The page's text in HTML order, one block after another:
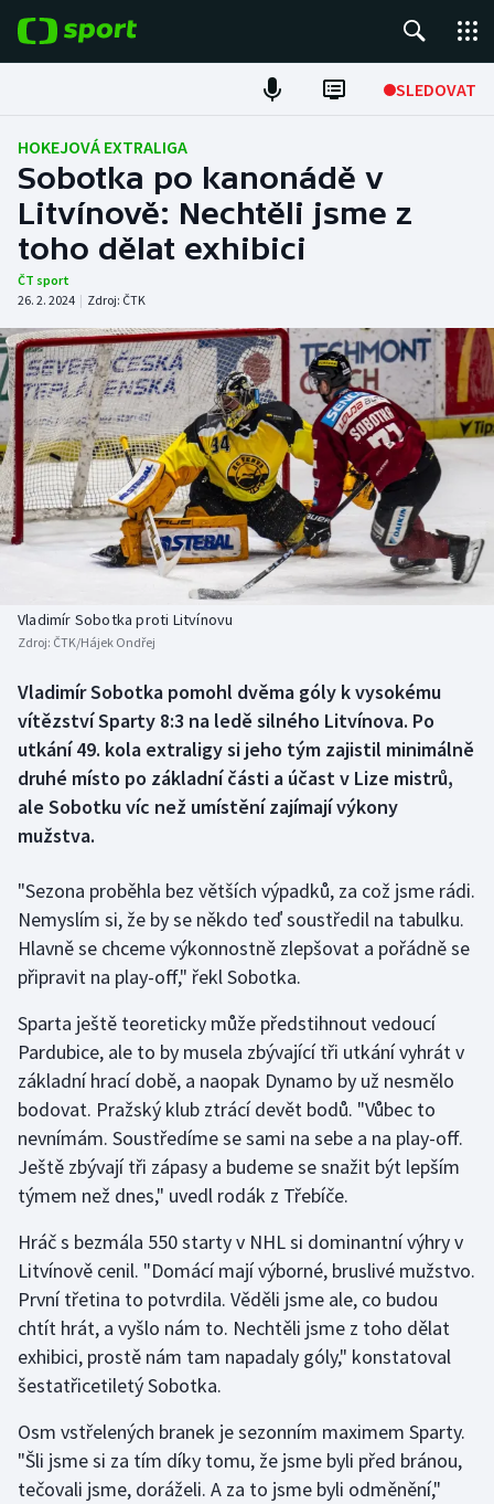
SLEDOVAT
Fotbal
Hokej
Tenis
Atletika
Cyklistika
DALŠÍ SPORTY
Americký fotbal
Baseball a softbal
Basketbal
Biatlon
Box
Curling
Dostihy
Futsal
Golf
Gymnastika
Házená
Jezdectví
Judo
Krasobruslení
Lezení
Lyže a snowboard
Motorsport
NEPŘEHLÉDNĚTE
Soutěže
Historické návraty
Aplikace ČT sport
HOKEJOVÁ EXTRALIGA
Sobotka po kanonádě v
Litvínově: Nechtěli jsme z
toho dělat exhibici
ČT sport
26. 2. 2024 | Zdroj: ČTK
Vladimír Sobotka proti Litvínovu
Zdroj: ČTK/Hájek Ondřej
Vladimír Sobotka pomohl dvěma góly k vysokému
vítězství Sparty 8:3 na ledě silného Litvínova. Po
utkání 49. kola extraligy si jeho tým zajistil minimálně
druhé místo po základní části a účast v Lize mistrů,
ale Sobotku víc než umístění zajímají výkony
mužstva.
"Sezona proběhla bez větších výpadků, za což jsme rádi.
Nemyslím si, že by se někdo teď soustředil na tabulku.
Hlavně se chceme výkonnostně zlepšovat a pořádně se
připravit na play-off," řekl Sobotka.
Sparta ještě teoreticky může předstihnout vedoucí
Pardubice, ale to by musela zbývající tři utkání vyhrát v
základní hrací době, a naopak Dynamo by už nesmělo
bodovat. Pražský klub ztrácí devět bodů. "Vůbec to
nevnímám. Soustředíme se sami na sebe a na play-off.
Ještě zbývají tři zápasy a budeme se snažit být lepším
týmem než dnes," uvedl rodák z Třebíče.
Hráč s bezmála 550 starty v NHL si dominantní výhry v
Litvínově cenil. "Domácí mají výborné, bruslivé mužstvo.
První třetina to potvrdila. Věděli jsme ale, co budou
chtít hrát, a vyšlo nám to. Nechtěli jsme z toho dělat
exhibici, prostě nám tam napadaly góly," konstatoval
šestatřicetiletý Sobotka.
Osm vstřelených branek je sezonním maximem Sparty.
"Šli jsme si za tím díky tomu, že jsme byli před bránou,
tečovali jsme, doráželi. A za to jsme byli odměnění,"